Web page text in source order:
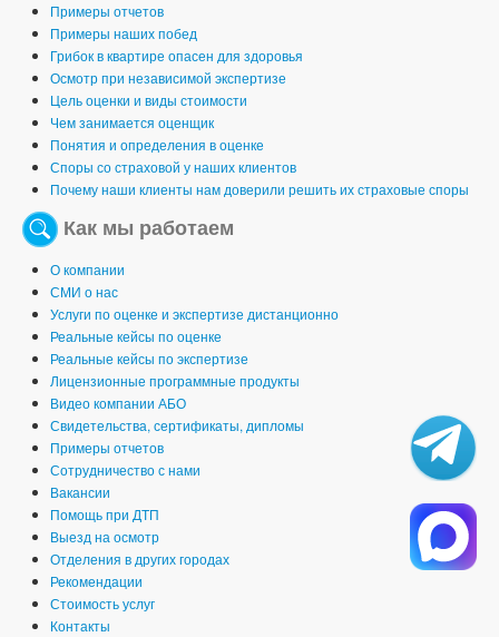
Примеры отчетов
Примеры наших побед
Грибок в квартире опасен для здоровья
Осмотр при независимой экспертизе
Цель оценки и виды стоимости
Чем занимается оценщик
Понятия и определения в оценке
Споры со страховой у наших клиентов
Почему наши клиенты нам доверили решить их страховые споры
Как мы работаем
О компании
СМИ о нас
Услуги по оценке и экспертизе дистанционно
Реальные кейсы по оценке
Реальные кейсы по экспертизе
Лицензионные программные продукты
Видео компании АБО
Свидетельства, сертификаты, дипломы
Примеры отчетов
Сотрудничество с нами
Вакансии
Помощь при ДТП
Выезд на осмотр
Отделения в других городах
Рекомендации
Стоимость услуг
Контакты